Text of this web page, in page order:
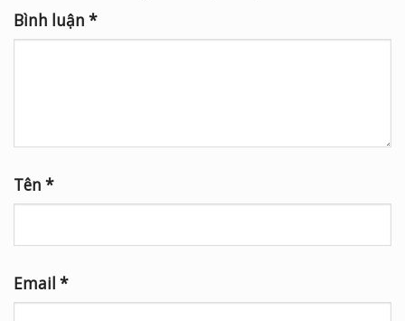
Bình luận *
Tên *
Email *